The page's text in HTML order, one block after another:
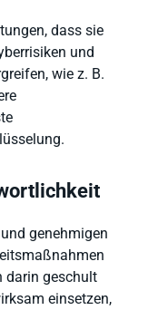
dass sie
und
wie z. B.
genehmigen
darin geschult
einsetzen,